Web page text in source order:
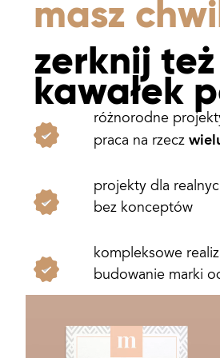
masz
zerknij
kawałek
różnorodne
praca na rzecz
projekty dla
bez konceptów
kompleksowe
budowanie marki